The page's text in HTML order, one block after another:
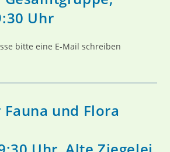
Uhr
bitte eine E-Mail schreiben
und Flora